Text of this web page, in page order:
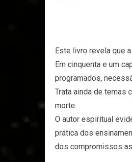
Este livro revela que
Em cinquenta e um
programados,
Trata ainda de temas
morte.
O autor espiritual
prática dos
dos compromissos